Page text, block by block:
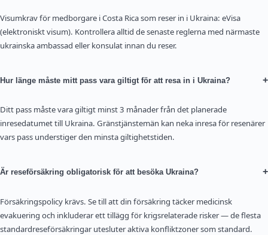
Visumkrav för medborgare i Costa Rica som reser in i Ukraina: eVisa
(elektroniskt visum). Kontrollera alltid de senaste reglerna med närmaste
ukrainska ambassad eller konsulat innan du reser.
Hur länge måste mitt pass vara giltigt för att resa in i Ukraina? +
Ditt pass måste vara giltigt minst 3 månader från det planerade
inresedatumet till Ukraina. Gränstjänstemän kan neka inresa för resenärer
vars pass understiger den minsta giltighetstiden.
Är reseförsäkring obligatorisk för att besöka Ukraina? +
Försäkringspolicy krävs. Se till att din försäkring täcker medicinsk
evakuering och inkluderar ett tillägg för krigsrelaterade risker — de flesta
standardreseförsäkringar utesluter aktiva konfliktzoner som standard.